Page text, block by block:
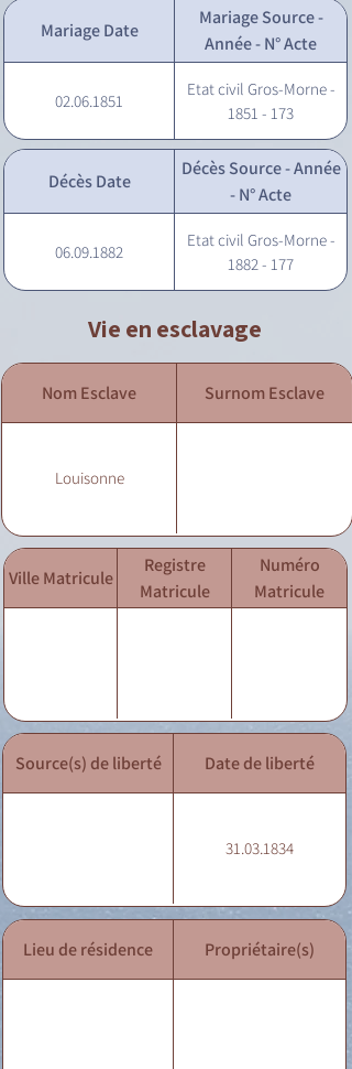
Mariage Date
Mariage Source -
Année - N° Acte
02.06.1851
Etat civil Gros-Morne -
1851 - 173
Décès Date
Décès Source - Année
- N° Acte
06.09.1882
Etat civil Gros-Morne -
1882 - 177
Vie en esclavage
Nom Esclave Surnom Esclave
Louisonne
Ville Matricule
Registre
Matricule
Numéro
Matricule
Source(s) de liberté Date de liberté
31.03.1834
Lieu de résidence Propriétaire(s)